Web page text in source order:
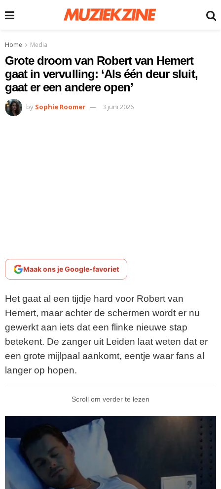
Home Media
Grote droom van Robert van Hemert
gaat in vervulling: ‘Als één deur sluit,
gaat er een andere open’
by Sophie Roomer 3 juni 2026
Maak ons je Google-favoriet
Het gaat al een tijdje hard voor Robert van
Hemert, maar achter de schermen wordt er nu
gewerkt aan iets dat een flinke nieuwe stap
betekent. De zanger uit Leiden laat weten dat er
een grote mijlpaal aankomt, eentje waar fans al
langer op hopen.
Scroll om verder te lezen